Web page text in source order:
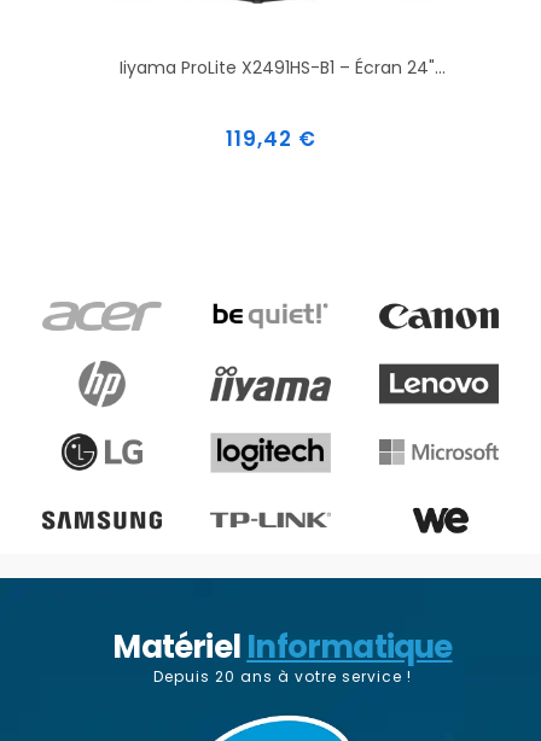
Iiyama ProLite X2491HS-B1 – Écran 24"...
Prix
119,42 €
MatérielInformatique
Depuis 20 ans à votre service !